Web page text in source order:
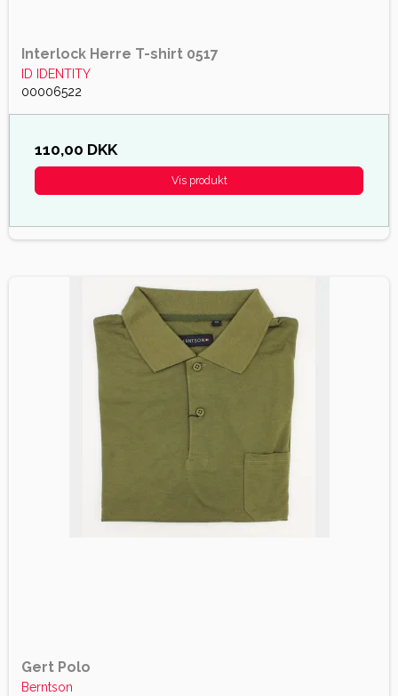
Interlock Herre T-shirt 0517
ID IDENTITY
00006522
110,00 DKK
Vis produkt
Gert Polo
Berntson